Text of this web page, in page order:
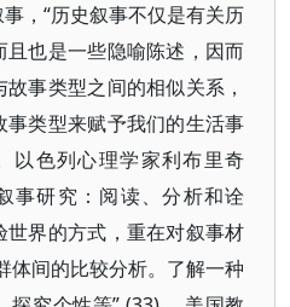
，“历史叙事不仅是有关历
且也是一些隐喻陈述，因而
事类型之间的相似关系，
类型来赋予我们的生活事
以色列心理学家利布里奇
事研究：阅读、分析和诠
界的方式，重在对叙事材
体间的比较分析。了解一种